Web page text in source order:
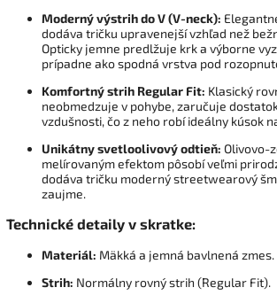
Moderný výstrih do V (V-neck):
dodáva tričku upravenejší vzhľad než
Opticky jemne predlžuje krk a výborne
prípadne ako spodná vrstva pod
Komfortný strih Regular Fit: Klasický
neobmedzuje v pohybe, zaručuje
vzdušnosti, čo z neho robí ideálny kúsok
Unikátny svetloolivový odtieň: Olivovo-
melírovaným efektom pôsobí veľmi
dodáva tričku moderný streetwearový
zaujme.
Technické detaily v skratke:
Materiál: Mäkká a jemná bavlnená zmes.
Strih: Normálny rovný strih (Regular Fit).